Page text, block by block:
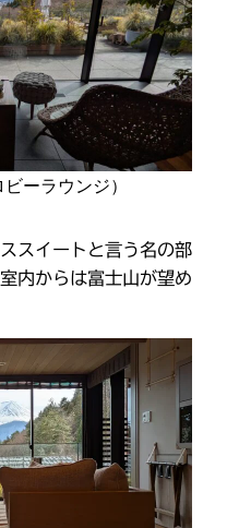
ーラウンジ）
スイートと言う名の部
内からは富士山が望め